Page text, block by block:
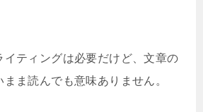
イティングは必要だけど、文章の
ま読んでも意味ありません。